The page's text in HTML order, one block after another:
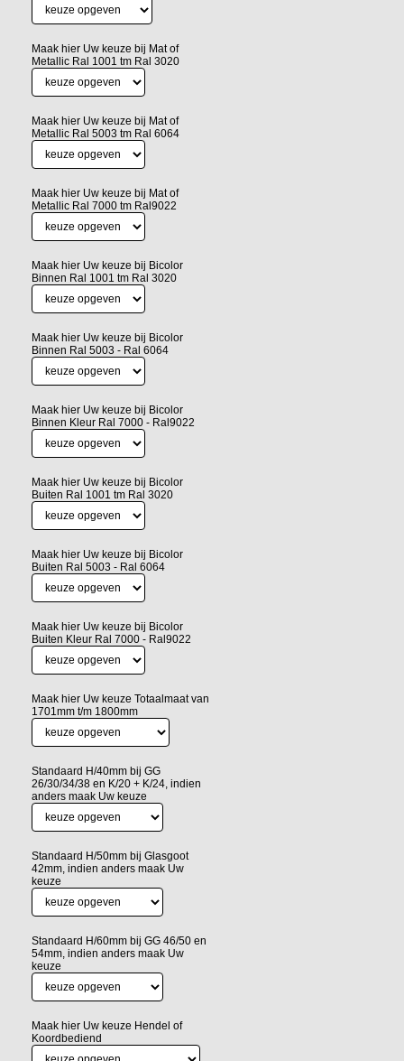
Maak hier Uw keuze bij Mat of
Metallic Ral 1001 tm Ral 3020
Maak hier Uw keuze bij Mat of
Metallic Ral 5003 tm Ral 6064
Maak hier Uw keuze bij Mat of
Metallic Ral 7000 tm Ral9022
Maak hier Uw keuze bij Bicolor
Binnen Ral 1001 tm Ral 3020
Maak hier Uw keuze bij Bicolor
Binnen Ral 5003 - Ral 6064
Maak hier Uw keuze bij Bicolor
Binnen Kleur Ral 7000 - Ral9022
Maak hier Uw keuze bij Bicolor
Buiten Ral 1001 tm Ral 3020
Maak hier Uw keuze bij Bicolor
Buiten Ral 5003 - Ral 6064
Maak hier Uw keuze bij Bicolor
Buiten Kleur Ral 7000 - Ral9022
Maak hier Uw keuze Totaalmaat van
1701mm t/m 1800mm
Standaard H/40mm bij GG
26/30/34/38 en K/20 + K/24, indien
anders maak Uw keuze
Standaard H/50mm bij Glasgoot
42mm, indien anders maak Uw
keuze
Standaard H/60mm bij GG 46/50 en
54mm, indien anders maak Uw
keuze
Maak hier Uw keuze Hendel of
Koordbediend